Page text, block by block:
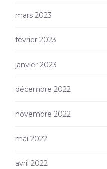
mars 2023
février 2023
janvier 2023
décembre 2022
novembre 2022
mai 2022
avril 2022